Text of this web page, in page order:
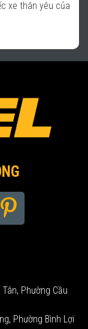
Phường Cầu
Phường Bình Lợi